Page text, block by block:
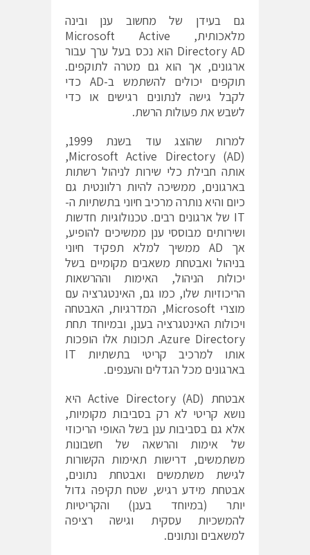
גם בעידן של מחשוב ענן ובינה
מלאכותית, Microsoft Active
Directory AD הוא נכס בעל ערך עבור
ארגונים, אך הוא גם מטרה לתוקפים.
תוקפים יכולים להשתמש ב-AD כדי
לקבל גישה לנתונים רגישים או כדי
לשבש את פעולות הרשת.
למרות שהוצג עוד בשנת 1999,
Microsoft Active Directory (AD),
אותה חבילת כלי שירות לניהול רשתות
בארגונים, ממשיכה להיות רלוונטית גם
כיום והיא נותרה מרכיב חיוני בתשתיות ה-
IT של ארגונים רבים. טכנולוגיות חדשות
ושירותים מבוססי ענן ממשיכים להופיע,
אך AD ממשיך למלא תפקיד חיוני
בניהול ואבטחת משאבים מקומיים בשל
יכולות הניהול, האימות וההרשאות
הריכוזיות שלו, כמו גם, האינטגרציה עם
מוצרי Microsoft, המדרגיות, האבטחה
ויכולות האינטגרציה בענן, ובמיוחד תחת
Azure Directory. תכונות אלו הופכות
אותו למרכיב קריטי בתשתיות IT
בארגונים מכל הגדלים והענפים.
אבטחת Active Directory (AD) היא
נושא קריטי לא רק בסביבות מקומיות,
אלא גם בסביבות ענן בשל האופי הריכוזי
של אימות והרשאה של חשבונות
משתמשים, דרישות תאימות הקשורות
לגישת משתמשים ואבטחת נתונים,
אבטחת מידע רגיש, שטח תקיפה גדול
יותר (במיוחד בענן) והקריטיות
להמשכיות עסקית וגישה רציפה
למשאבים ונתונים.